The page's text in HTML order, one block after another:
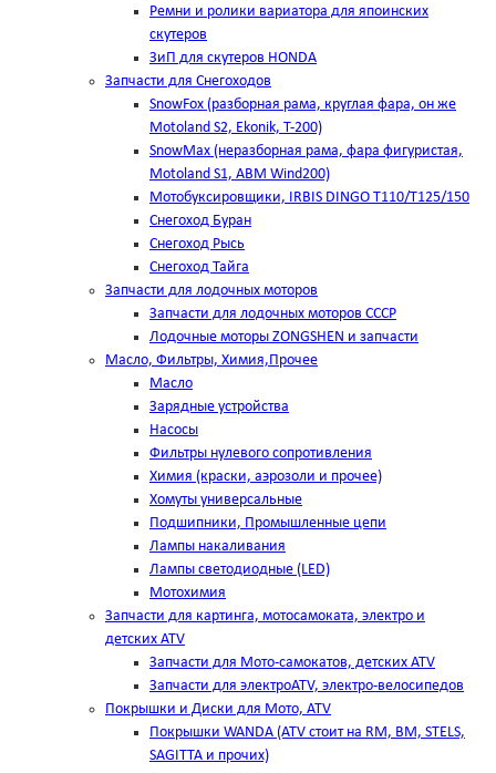
Ремни и ролики вариатора для япоинских
скутеров
ЗиП для скутеров HONDA
Запчасти для Снегоходов
SnowFox (разборная рама, круглая фара, он же
Motoland S2, Ekonik, T-200)
SnowMax (неразборная рама, фара фигуристая,
Motoland S1, ABM Wind200)
Мотобуксировщики, IRBIS DINGO Т110/Т125/150
Снегоход Буран
Снегоход Рысь
Снегоход Тайга
Запчасти для лодочных моторов
Запчасти для лодочных моторов СССР
Лодочные моторы ZONGSHEN и запчасти
Масло, Фильтры, Химия,Прочее
Масло
Зарядные устройства
Насосы
Фильтры нулевого сопротивления
Химия (краски, аэрозоли и прочее)
Хомуты универсальные
Подшипники, Промышленные цепи
Лампы накаливания
Лампы светодиодные (LED)
Мотохимия
Запчасти для картинга, мотосамоката, электро и
детских ATV
Запчасти для Мото-самокатов, детских ATV
Запчасти для электроATV, электро-велосипедов
Покрышки и Диски для Мото, ATV
Покрышки WANDA (АТV стоит на RM, BM, STELS,
SAGITTA и прочих)